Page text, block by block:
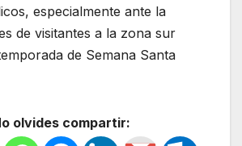
especialmente ante la
de visitantes a la zona sur
de Semana Santa
olvides compartir: